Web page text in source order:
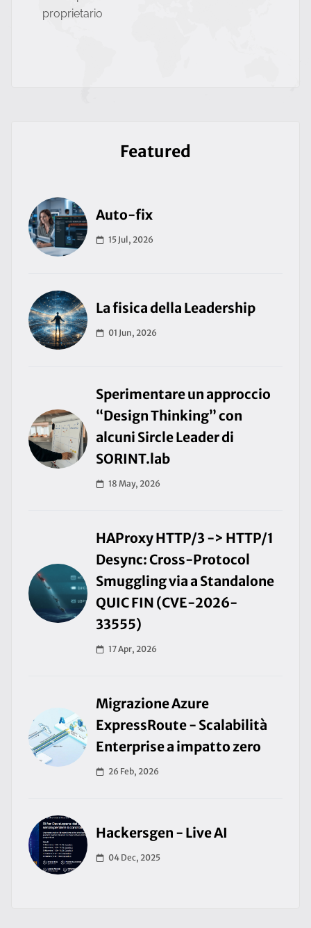
proprietario
Featured
Auto-fix
15 Jul, 2026
La fisica della Leadership
01 Jun, 2026
Sperimentare un approccio
“Design Thinking” con
alcuni Sircle Leader di
SORINT.lab
18 May, 2026
HAProxy HTTP/3 -> HTTP/1
Desync: Cross-Protocol
Smuggling via a Standalone
QUIC FIN (CVE-2026-
33555)
17 Apr, 2026
Migrazione Azure
ExpressRoute - Scalabilità
Enterprise a impatto zero
26 Feb, 2026
Hackersgen - Live AI
04 Dec, 2025